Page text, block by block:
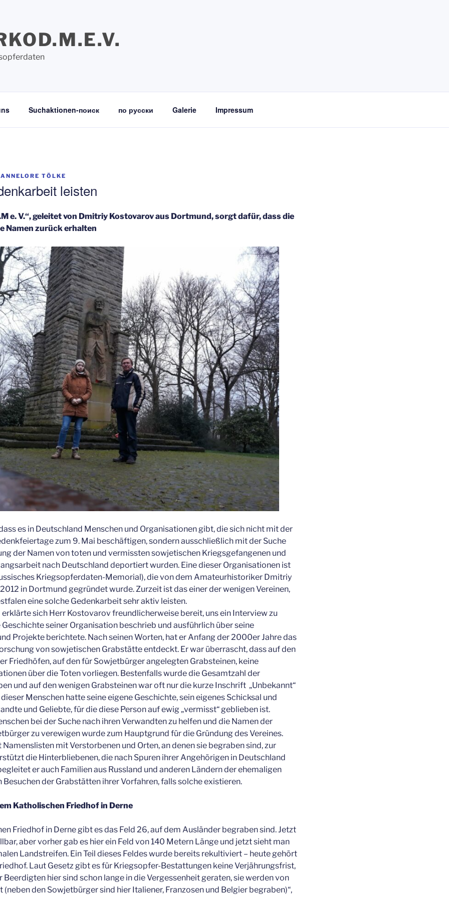
Suchaktionen-поиск по русски Galerie Impressum
TÖLKE
leisten
e. V.“, geleitet von Dmitriy Kostovarov aus Dortmund, sorgt dafür, dass die
Namen zurück erhalten
es in Deutschland Menschen und Organisationen gibt, die sich nicht mit der
zum 9. Mai beschäftigen, sondern ausschließlich mit der Suche
der Namen von toten und vermissten sowjetischen Kriegsgefangenen und
nach Deutschland deportiert wurden. Eine dieser Organisationen ist
Kriegsopferdaten-Memorial), die von dem Amateurhistoriker Dmitriy
in Dortmund gegründet wurde. Zurzeit ist das einer der wenigen Vereinen,
eine solche Gedenkarbeit sehr aktiv leisten.
erklärte sich Herr Kostovarov freundlicherweise bereit, uns ein Interview zu
Geschichte seiner Organisation beschrieb und ausführlich über seine
Projekte berichtete. Nach seinen Worten, hat er Anfang der 2000er Jahre das
von sowjetischen Grabstätte entdeckt. Er war überrascht, dass auf den
Friedhöfen, auf den für Sowjetbürger angelegten Grabsteinen, keine
über die Toten vorliegen. Bestenfalls wurde die Gesamtzahl der
und auf den wenigen Grabsteinen war oft nur die kurze Inschrift „Unbekannt“
Menschen hatte seine eigene Geschichte, sein eigenes Schicksal und
und Geliebte, für die diese Person auf ewig „vermisst“ geblieben ist.
bei der Suche nach ihren Verwandten zu helfen und die Namen der
zu verewigen wurde zum Hauptgrund für die Gründung des Vereines.
Namenslisten mit Verstorbenen und Orten, an denen sie begraben sind, zur
die Hinterbliebenen, die nach Spuren ihrer Angehörigen in Deutschland
er auch Familien aus Russland und anderen Ländern der ehemaligen
Besuchen der Grabstätten ihrer Vorfahren, falls solche existieren.
Katholischen Friedhof in Derne
Friedhof in Derne gibt es das Feld 26, auf dem Ausländer begraben sind. Jetzt
aber vorher gab es hier ein Feld von 140 Metern Länge und jetzt sieht man
Landstreifen. Ein Teil dieses Feldes wurde bereits rekultiviert – heute gehört
Laut Gesetz gibt es für Kriegsopfer-Bestattungen keine Verjährungsfrist,
Beerdigten hier sind schon lange in die Vergessenheit geraten, sie werden von
den Sowjetbürger sind hier Italiener, Franzosen und Belgier begraben)“,